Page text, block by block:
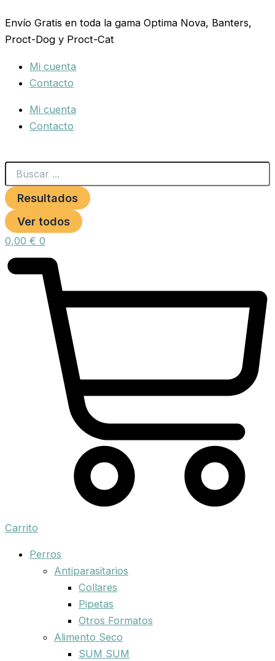
al
contenido
Envío Gratis en toda la gama Optima Nova, Banters,
Proct-Dog y Proct-Cat
Mi cuenta
Contacto
Mi cuenta
Contacto
...
Resultados
Ver todos
0,00 € 0
Carrito
Perros
Antiparasitarios
Collares
Pipetas
Otros Formatos
Alimento Seco
SUM SUM
Gf
Prime
Sterilized
(Cat)
cantidad